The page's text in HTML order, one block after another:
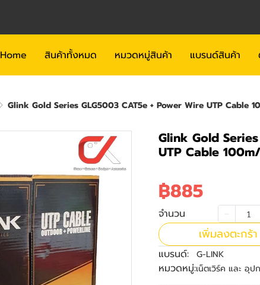
Home สินค้าทั้งหมด หมวดหมู่สินค้า แบรนด์สินค้า
Glink Gold Series GLG5003 CAT5e + Power Wire UTP Cable
Glink Gold
UTP Cable
฿885
จำนวน
เพิ่มลงตะกร้า
แบรนด์: G-LINK
หมวดหมู่:เน็ตเวิร์ค และ อุป